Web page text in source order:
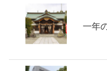
一年